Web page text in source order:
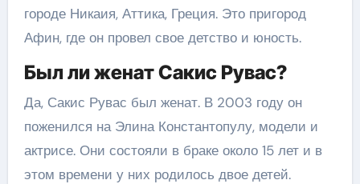
городе Никаия, Аттика, Греция. Это пригород
Афин, где он провел свое детство и юность.
Был ли женат Сакис Рувас?
Да, Сакис Рувас был женат. В 2003 году он
поженился на Элина Константопулу, модели и
актрисе. Они состояли в браке около 15 лет и в
этом времени у них родилось двое детей.